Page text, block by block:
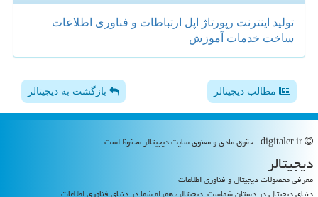
تولید اینترنت رپورتاژ اپل ارتباطات و فناوری اطلاعات
ساخت خدمات آموزش
مطالب دیجیتالر بازگشت به دیجیتالر
دیجیتالر
معرفی محصولات دیجیتال و فناوری اطلاعات
دنیای دیجیتال در دستان شماست. دیجیتالر، همراه شما در دنیای فناوری اطلاعات